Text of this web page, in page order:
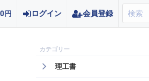
0 円 ログイン 会員登録
理工書